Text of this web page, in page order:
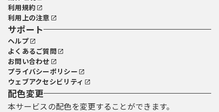
利用規約
利用上の注意
サポート
ヘルプ
よくあるご質問
お問い合わせ
プライバシーポリシー
ウェブアクセシビリティ
配色変更
本サービスの配色を変更することができます。